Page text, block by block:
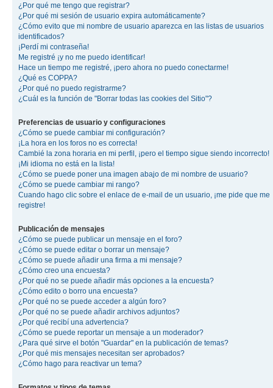
¿Por qué me tengo que registrar?
¿Por qué mi sesión de usuario expira automáticamente?
¿Cómo evito que mi nombre de usuario aparezca en las listas de usuarios
identificados?
¡Perdí mi contraseña!
Me registré ¡y no me puedo identificar!
Hace un tiempo me registré, ¡pero ahora no puedo conectarme!
¿Qué es COPPA?
¿Por qué no puedo registrarme?
¿Cuál es la función de "Borrar todas las cookies del Sitio"?
Preferencias de usuario y configuraciones
¿Cómo se puede cambiar mi configuración?
¡La hora en los foros no es correcta!
Cambié la zona horaria en mi perfil, ¡pero el tiempo sigue siendo incorrecto!
¡Mi idioma no está en la lista!
¿Cómo se puede poner una imagen abajo de mi nombre de usuario?
¿Cómo se puede cambiar mi rango?
Cuando hago clic sobre el enlace de e-mail de un usuario, ¡me pide que me
registre!
Publicación de mensajes
¿Cómo se puede publicar un mensaje en el foro?
¿Cómo se puede editar o borrar un mensaje?
¿Cómo se puede añadir una firma a mi mensaje?
¿Cómo creo una encuesta?
¿Por qué no se puede añadir más opciones a la encuesta?
¿Cómo edito o borro una encuesta?
¿Por qué no se puede acceder a algún foro?
¿Por qué no se puede añadir archivos adjuntos?
¿Por qué recibí una advertencia?
¿Cómo se puede reportar un mensaje a un moderador?
¿Para qué sirve el botón "Guardar" en la publicación de temas?
¿Por qué mis mensajes necesitan ser aprobados?
¿Cómo hago para reactivar un tema?